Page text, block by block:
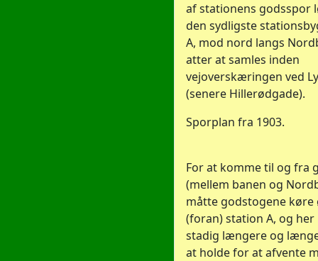
af stationens godsspor
den sydligste
A, mod nord langs
atter at samles inden
vejoverskæringen ved
(senere Hillerødgade).
Sporplan fra 1903.
For at komme til og fra
(mellem banen og
måtte godstogene køre
(foran) station A, og her
stadig længere og
at holde for at afvente